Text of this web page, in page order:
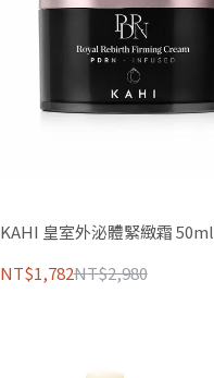
KAHI 皇室外泌體緊緻霜 50ml
NT$1,782NT$2,980